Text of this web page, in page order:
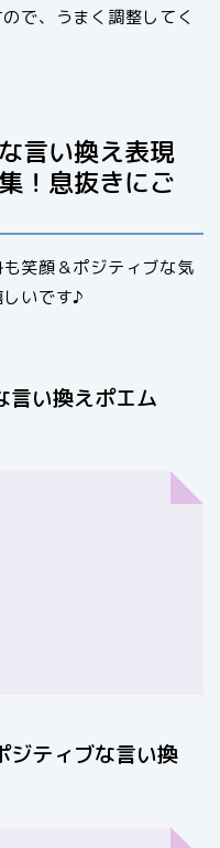
で、うまく調整してく
言い換え表現
！息抜きにご
笑顔＆ポジティブな気
いです♪
言い換えポエム
ジティブな言い換